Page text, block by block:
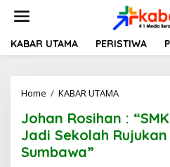
t
KABAR UTAMA PERISTIWA
Home / KABAR UTAMA
h
a
n
Johan Rosihan :
Jadi Sekolah
Sumbawa”